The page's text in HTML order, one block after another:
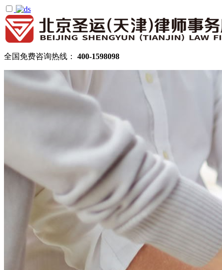
全国免费咨询热线： 400-1598098
律所公告
拆迁律师团队
民商律师团队
部门领域
公司商务部
民事纠纷部
涉外法律事务部
金融证券部
海事海商部